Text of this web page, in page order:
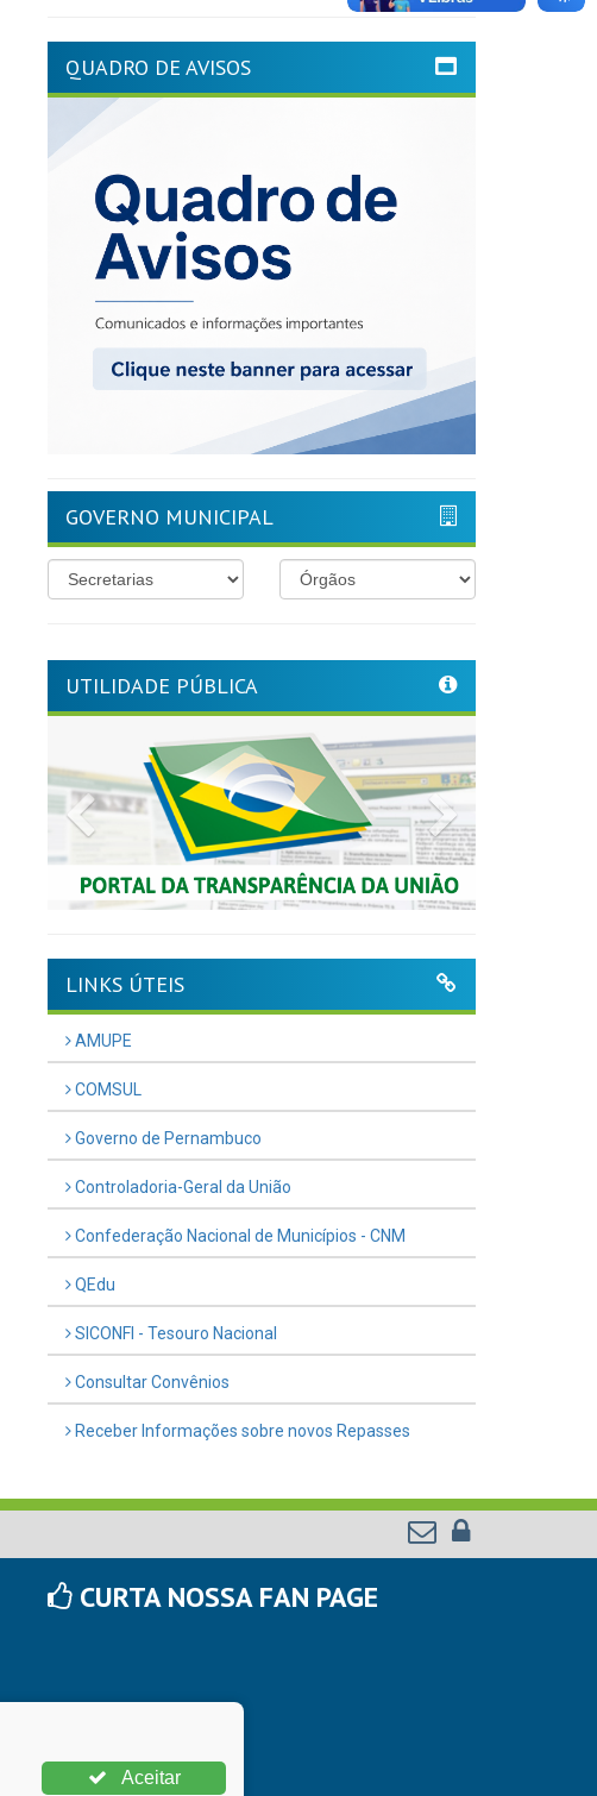
QUADRO DE AVISOS
GOVERNO MUNICIPAL
UTILIDADE PÚBLICA
Previous
LINKS ÚTEIS
AMUPE
COMSUL
Governo de Pernambuco
Controladoria-Geral da União
Confederação Nacional de Municípios - CNM
QEdu
SICONFI - Tesouro Nacional
Consultar Convênios
Receber Informações sobre novos Repasses
CURTA NOSSA FAN PAGE
Aceitar